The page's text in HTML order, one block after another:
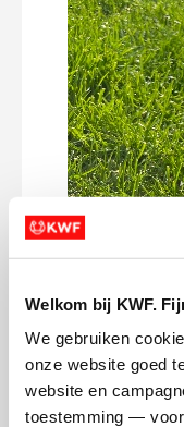
Welkom bij KWF.
We gebruiken
onze website goed
website en
toestemming —
Met deze
gaan lukken